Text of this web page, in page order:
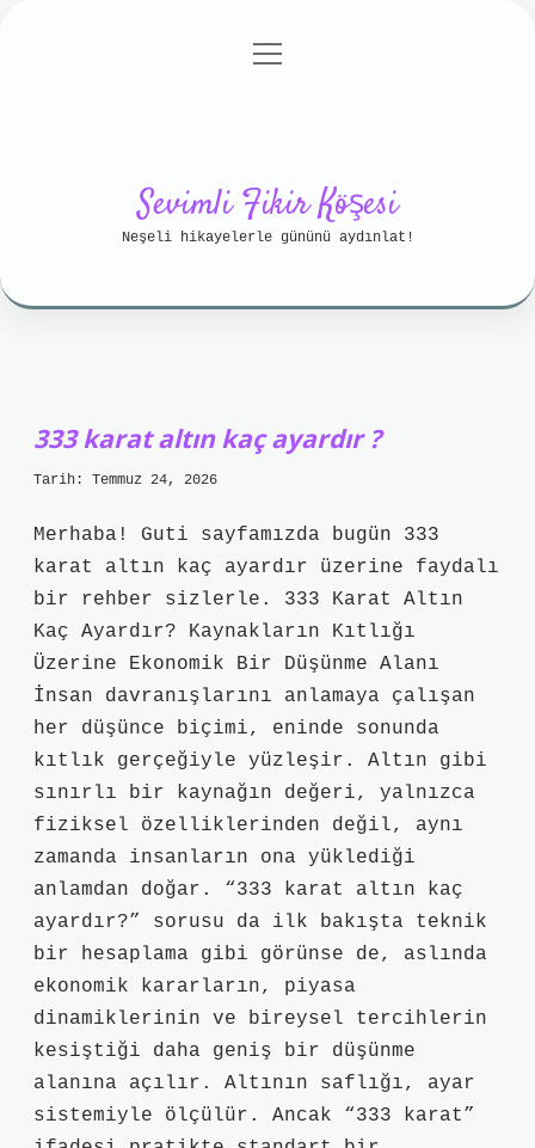
Gizlilik Politikası
menüyü
Sevimli Fikir Köşesi
Neşeli hikayelerle gününü aydınlat!
Fikir
Köşesi
Yazılar
333 karat altın kaç ayardır ?
Tarih: Temmuz 24, 2026
Merhaba! Guti sayfamızda bugün 333
karat altın kaç ayardır üzerine faydalı
bir rehber sizlerle. 333 Karat Altın
Kaç Ayardır? Kaynakların Kıtlığı
Üzerine Ekonomik Bir Düşünme Alanı
İnsan davranışlarını anlamaya çalışan
her düşünce biçimi, eninde sonunda
kıtlık gerçeğiyle yüzleşir. Altın gibi
sınırlı bir kaynağın değeri, yalnızca
fiziksel özelliklerinden değil, aynı
zamanda insanların ona yüklediği
anlamdan doğar. “333 karat altın kaç
ayardır?” sorusu da ilk bakışta teknik
bir hesaplama gibi görünse de, aslında
ekonomik kararların, piyasa
dinamiklerinin ve bireysel tercihlerin
kesiştiği daha geniş bir düşünme
alanına açılır. Altının saflığı, ayar
sistemiyle ölçülür. Ancak “333 karat”